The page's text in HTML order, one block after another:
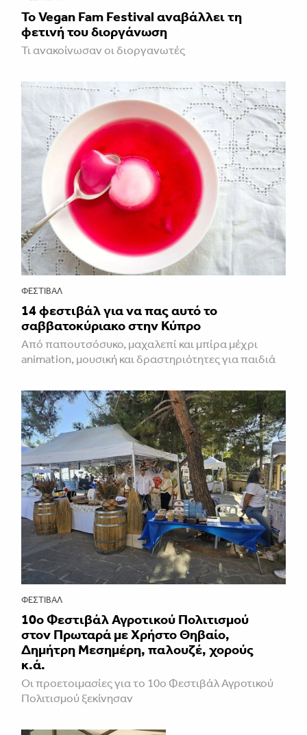
Το Vegan Fam Festival αναβάλλει τη
φετινή του διοργάνωση
Τι ανακοίνωσαν οι διοργανωτές
ΦΕΣΤΙΒΑΛ
14 φεστιβάλ για να πας αυτό το
σαββατοκύριακο στην Κύπρο
Από παπουτσόσυκο, μαχαλεπί και μπίρα μέχρι
animation, μουσική και δραστηριότητες για παιδιά
ΦΕΣΤΙΒΑΛ
10ο Φεστιβάλ Αγροτικού Πολιτισμού
στον Πρωταρά με Χρήστο Θηβαίο,
Δημήτρη Μεσημέρη, παλουζέ, χορούς
κ.ά.
Οι προετοιμασίες για το 10ο Φεστιβάλ Αγροτικού
Πολιτισμού ξεκίνησαν